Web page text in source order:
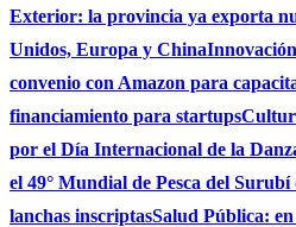
Exterior: la provincia ya exporta
Unidos, Europa y China
convenio con Amazon para
financiamiento para startups
por el Día Internacional de la
el 49° Mundial de Pesca del Surubí
lanchas inscriptasSalud Pública: